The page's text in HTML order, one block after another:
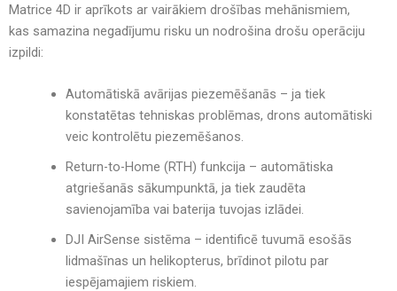
Matrice 4D ir aprīkots ar vairākiem drošības mehānismiem,
kas samazina negadījumu risku un nodrošina drošu operāciju
izpildi:
Automātiskā avārijas piezemēšanās – ja tiek
konstatētas tehniskas problēmas, drons automātiski
veic kontrolētu piezemēšanos.
Return-to-Home (RTH) funkcija– automātiska
atgriešanās sākumpunktā, ja tiek zaudēta
savienojamība vai baterija tuvojas izlādei.
DJI AirSense sistēma– identificē tuvumā esošās
lidmašīnas un helikopterus, brīdinot pilotu par
iespējamajiem riskiem.